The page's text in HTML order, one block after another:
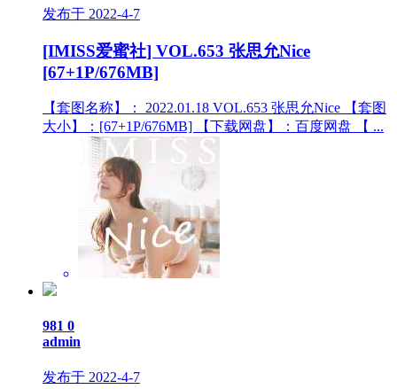
发布于 2022-4-7
[IMISS爱蜜社] VOL.653 张思允Nice
[67+1P/676MB]
【套图名称】： 2022.01.18 VOL.653 张思允Nice 【套图
大小】：[67+1P/676MB] 【下载网盘】：百度网盘 【 ...
981 0
admin
发布于 2022-4-7